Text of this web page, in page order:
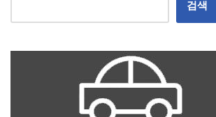
검색